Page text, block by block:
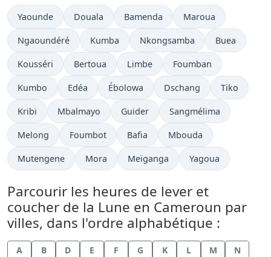
Yaounde Douala Bamenda Maroua
Ngaoundéré Kumba Nkongsamba Buea
Kousséri Bertoua Limbe Foumban
Kumbo Edéa Ébolowa Dschang Tiko
Kribi Mbalmayo Guider Sangmélima
Melong Foumbot Bafia Mbouda
Mutengene Mora Meïganga Yagoua
Parcourir les heures de lever et
coucher de la Lune en Cameroun par
villes, dans l'ordre alphabétique :
A B D E F G K L M
N